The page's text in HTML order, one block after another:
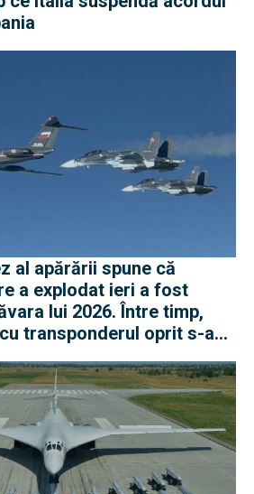
al apărării spune că
a explodat ieri a fost
lui 2026. Între timp,
transponderul oprit s-au
Poloniei